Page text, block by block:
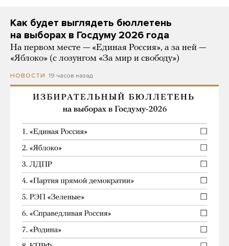
Как будет выглядеть бюллетень
на выборах в Госдуму 2026 года
На первом месте — «Единая Россия», а за ней —
«Яблоко» (с лозунгом «За мир и свободу»)
НОВОСТИ 19 часов назад